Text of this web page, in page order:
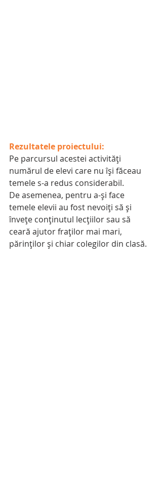
Rezultatele proiectului:
Pe parcursul acestei activități
numărul de elevi care nu își făceau
temele s-a redus considerabil.
De asemenea, pentru a-și face
temele elevii au fost nevoiți să și
învețe conținutul lecțiilor sau să
ceară ajutor fraților mai mari,
părinților și chiar colegilor din clasă.